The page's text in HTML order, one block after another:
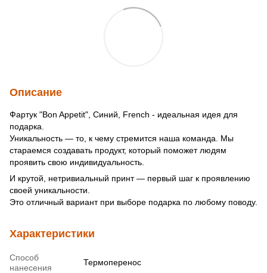
Описание
Фартук "Bon Appetit", Синий, French - идеальная идея для
подарка.
Уникальность — то, к чему стремится наша команда. Мы
стараемся создавать продукт, который поможет людям
проявить свою индивидуальность.
И крутой, нетривиальный принт — первый шаг к проявлению
своей уникальности.
Это отличный вариант при выборе подарка по любому поводу.
Характеристики
Способ
нанесения
Термоперенос